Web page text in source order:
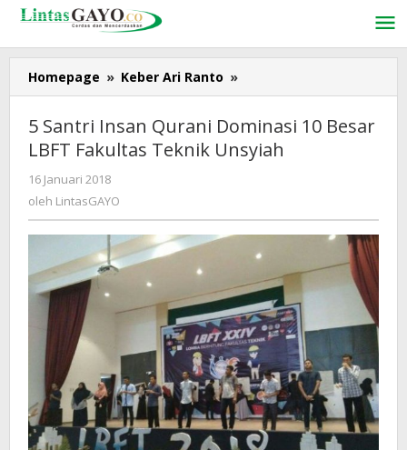
Lewati
konten
Homepage » Keber Ari Ranto »
Santri
Qurani
Dominasi
Teknik
5 Santri Insan Qurani Dominasi 10 Besar
LBFT Fakultas Teknik Unsyiah
16 Januari 2018
oleh LintasGAYO